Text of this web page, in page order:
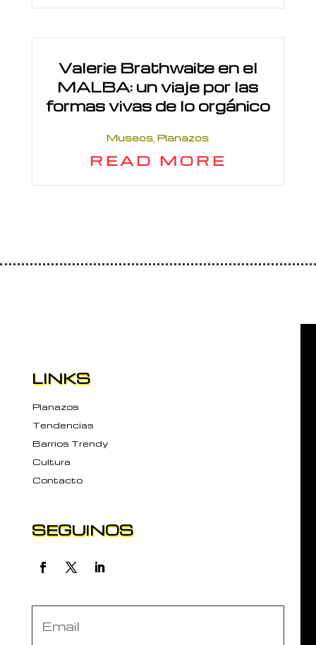
Valerie Brathwaite en el
MALBA: un viaje por las
formas vivas de lo orgánico
Museos Planazos
READ MORE
LINKS
Planazos
Tendencias
Barrios Trendy
Cultura
Contacto
SEGUINOS